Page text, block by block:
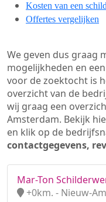
Kosten van een
Offertes vergelijken
We geven dus graag
mogelijkheden en een
voor de zoektocht is
overzicht van de
wij graag een
Amsterdam. Bekijk
en klik op de
contactgegevens,
Mar-Ton
+0km. - Nieuw-